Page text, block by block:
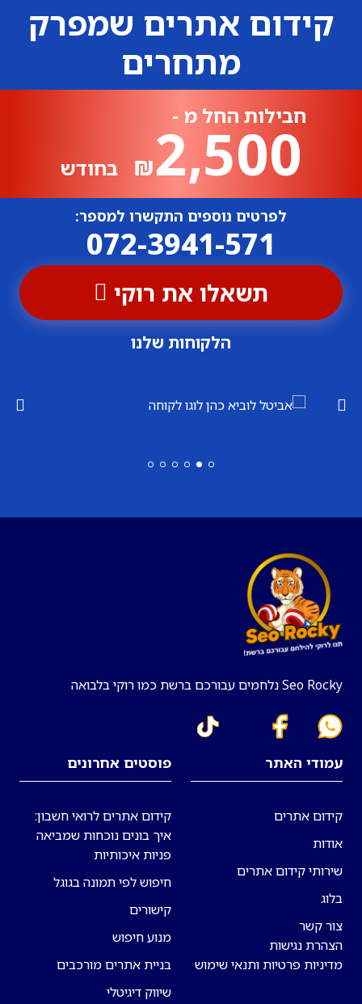
קידום אתרים שמפרק
מתחרים
חבילות החל מ -
₪2,500 בחודש
לפרטים נוספים התקשרו למספר:
072-3941-571
תשאלו את רוקי
הלקוחות שלנו
Seo Rocky נלחמים עבורכם ברשת כמו רוקי בלבואה
עמודי האתר
קידום אתרים
אודות
שירותי קידום אתרים
בלוג
צור קשר
הצהרת נגישות
מדיניות פרטיות ותנאי שימוש
פוסטים אחרונים
קידום אתרים לרואי חשבון:
איך בונים נוכחות שמביאה
פניות איכותיות
חיפוש לפי תמונה בגוגל
קישורים
מנוע חיפוש
בניית אתרים מורכבים
שיווק דיגיטלי